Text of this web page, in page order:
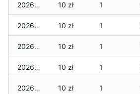
2026-04-12 10 zł 1
2026-04-11 10 zł 1
2026-04-10 10 zł 1
2026-04-09 10 zł 1
2026-04-08 10 zł 1